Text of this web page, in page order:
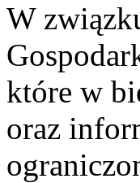
W
które w
oraz